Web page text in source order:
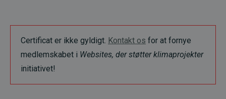
Certificat er ikke gyldigt. Kontakt os for at fornye
medlemskabet i Websites, der støtter klimaprojekter
initiativet!